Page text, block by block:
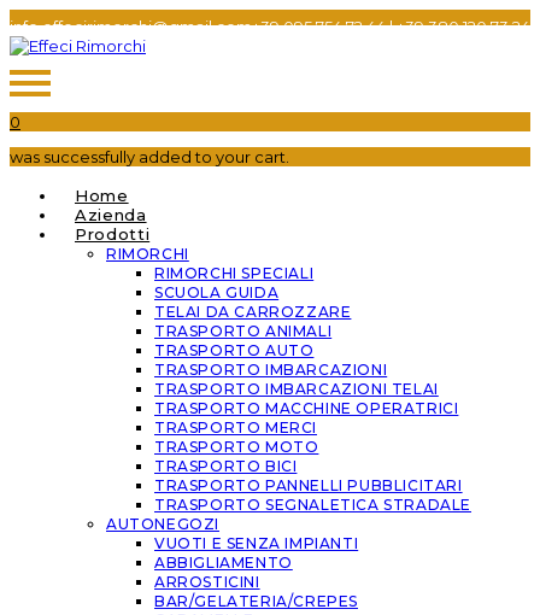
info.effecirimorchi@gmail.com+39 095 754 72 44​|+39 380 120 73 24​
0
was successfully added to your cart.
Home
Azienda
Prodotti
RIMORCHI
RIMORCHI SPECIALI
SCUOLA GUIDA
TELAI DA CARROZZARE
TRASPORTO ANIMALI
TRASPORTO AUTO
TRASPORTO IMBARCAZIONI
TRASPORTO IMBARCAZIONI TELAI
TRASPORTO MACCHINE OPERATRICI
TRASPORTO MERCI
TRASPORTO MOTO
TRASPORTO BICI
TRASPORTO PANNELLI PUBBLICITARI
TRASPORTO SEGNALETICA STRADALE
AUTONEGOZI
VUOTI E SENZA IMPIANTI
ABBIGLIAMENTO
ARROSTICINI
BAR/GELATERIA/CREPES